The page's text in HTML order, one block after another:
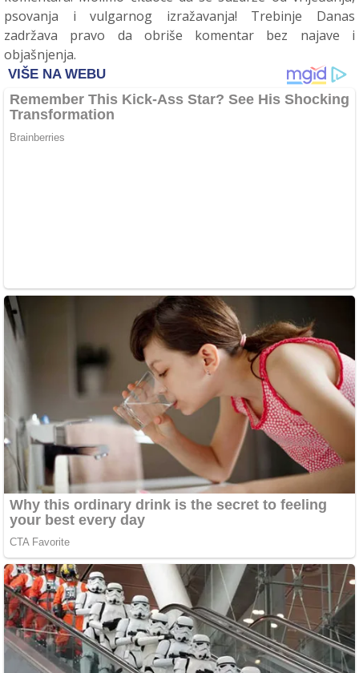
psovanja i vulgarnog izražavanja! Trebinje Danas
zadržava pravo da obriše komentar bez najave i
objašnjenja.